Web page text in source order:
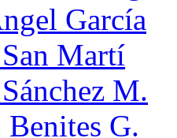
García
Martí
M.
G.